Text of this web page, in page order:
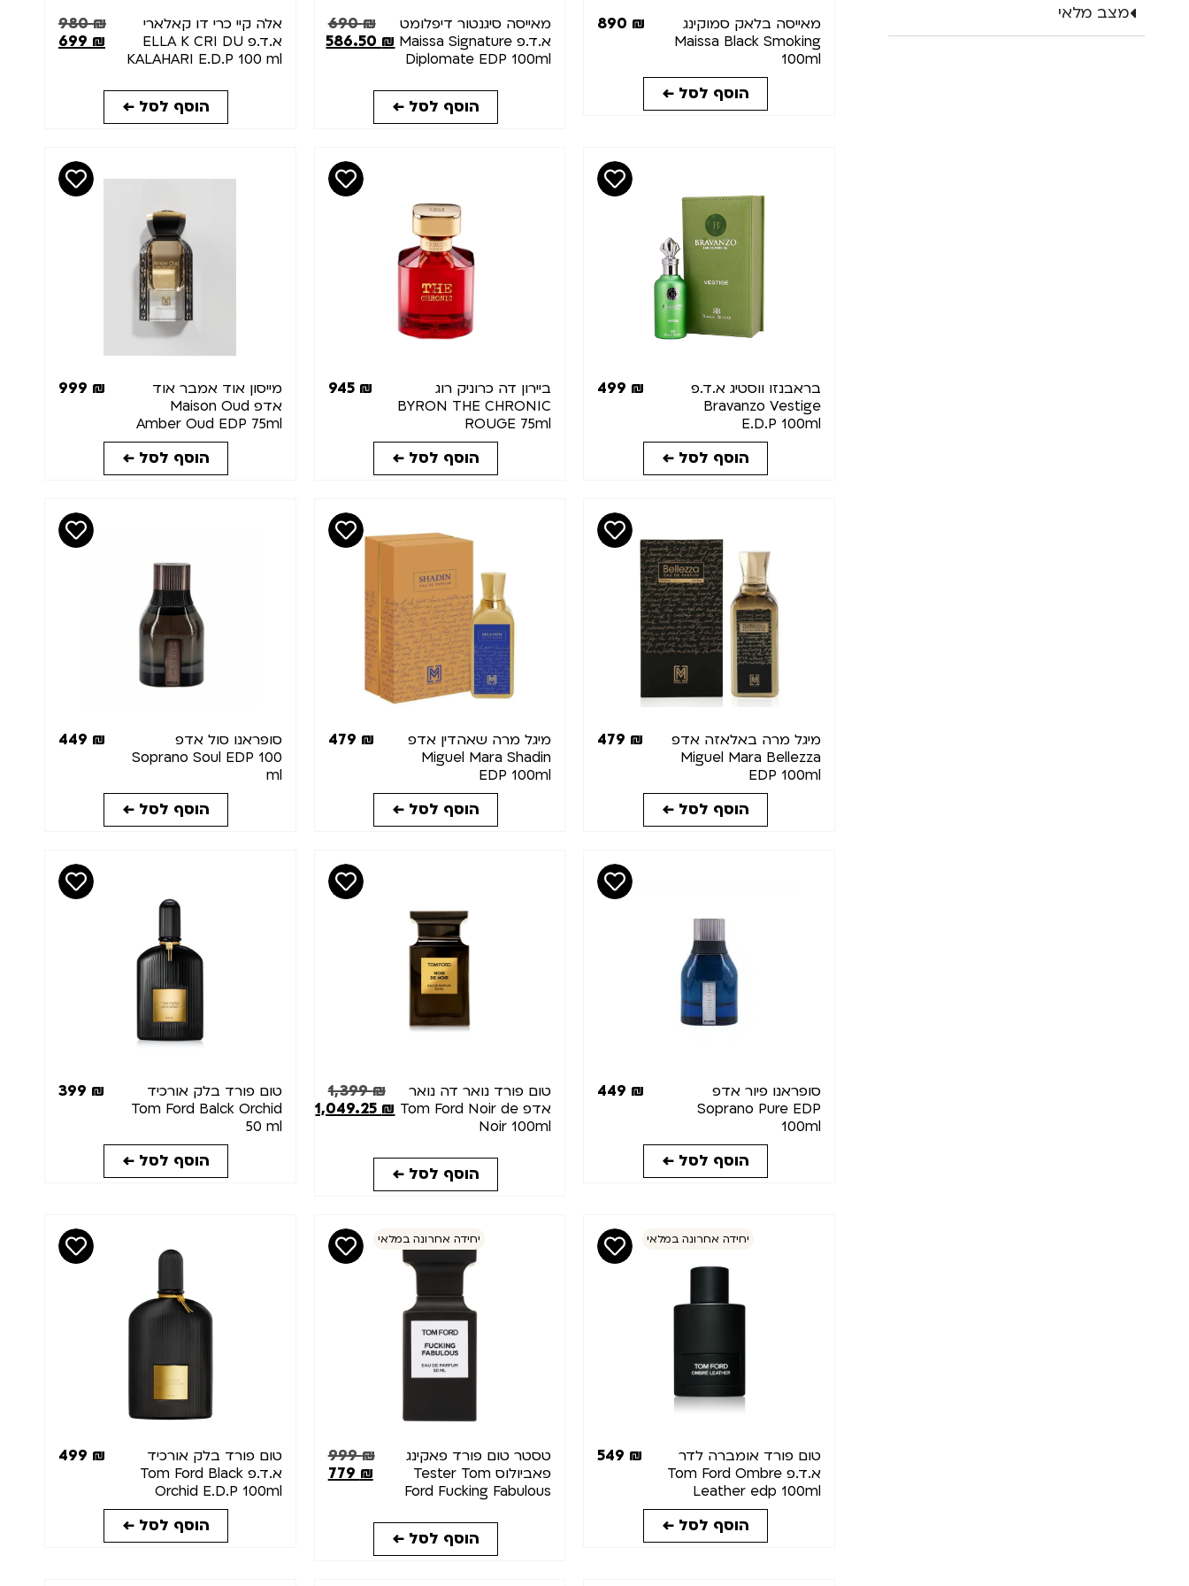
מצב מלאי
מאייסה בלאק סמוקינג
Maissa Black Smoking
100ml
890 ₪
הוסף לסל ←
מאייסה סיגנטור דיפלומט
א.ד.פ Maissa Signature
Diplomate EDP 100ml
690₪
586.50 ₪
הוסף לסל ←
אלה קיי כרי דו קאלארי
א.ד.פ ELLA K CRI DU
KALAHARI E.D.P 100 ml
980₪
699 ₪
הוסף לסל ←
בראבנזו ווסטיג א.ד.פ
Bravanzo Vestige
E.D.P 100ml
499 ₪
הוסף לסל ←
ביירון דה כרוניק רוג
BYRON THE CHRONIC
ROUGE 75ml
945 ₪
הוסף לסל ←
מייסון אוד אמבר אוד
אדפ Maison Oud
Amber Oud EDP 75ml
999 ₪
הוסף לסל ←
מיגל מרה באלאזה אדפ
Miguel Mara Bellezza
EDP 100ml
479 ₪
הוסף לסל ←
מיגל מרה שאהדין אדפ
Miguel Mara Shadin
EDP 100ml
479 ₪
הוסף לסל ←
סופראנו סול אדפ
Soprano Soul EDP 100
ml
449 ₪
הוסף לסל ←
סופראנו פיור אדפ
Soprano Pure EDP
100ml
449 ₪
הוסף לסל ←
טום פורד נואר דה נואר
אדפ Tom Ford Noir de
Noir 100ml
1,399₪
1,049.25 ₪
הוסף לסל ←
טום פורד בלק אורכיד
Tom Ford Balck Orchid
50 ml
399 ₪
הוסף לסל ←
יחידה אחרונה במלאי
טום פורד אומברה לדר
א.ד.פ Tom Ford Ombre
Leather edp 100ml
549 ₪
הוסף לסל ←
יחידה אחרונה במלאי
טסטר טום פורד פאקינג
פאביולוס Tester Tom
Ford Fucking Fabulous
999₪
779 ₪
הוסף לסל ←
טום פורד בלק אורכיד
א.ד.פ Tom Ford Black
Orchid E.D.P 100ml
499 ₪
הוסף לסל ←